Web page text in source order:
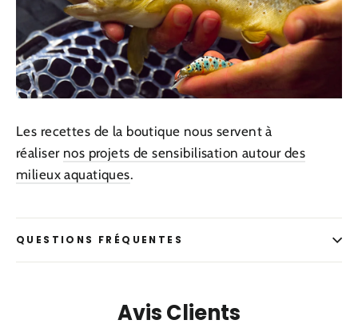
Les recettes de la boutique nous servent à
réaliser nos projets de sensibilisation autour des
milieux aquatiques.
QUESTIONS FRÉQUENTES
Avis Clients